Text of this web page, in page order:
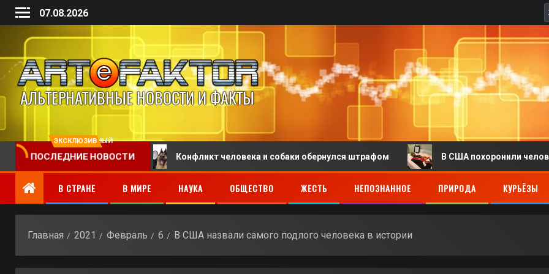
07.08.2026
ЭКСКЛЮЗИВНЫЙ
ПОСЛЕДНИЕ НОВОСТИ
отпуска Конфликт человека и собаки обернулся штрафом В США похоронили человека, тело
В СТРАНЕ В МИРЕ НАУКА ОБЩЕСТВО ЖЕСТЬ НЕПОЗНАННОЕ ПРИРОДА КУРЬЁЗЫ
Главная 2021 Февраль 6 В США назвали самого подлого человека в истории